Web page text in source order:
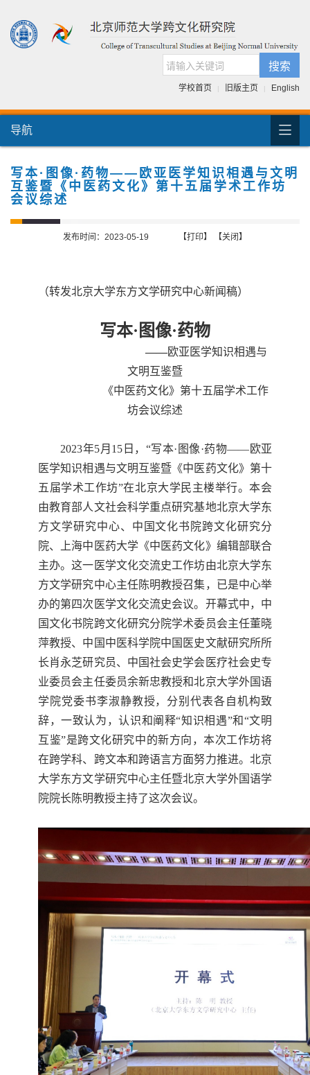
搜索
学校首页 | 旧版主页 | English
导航 
首页
国际交流
人才培养
跨文化书库
写本·图像·药物——欧亚医学知识相遇与文明
互鉴暨《中医药文化》第十五届学术工作坊
会议综述
发布时间：2023-05-19 【打印】 【关闭】
（转发北京大学东方文学研究中心新闻稿）
写本·图像·药物
——欧亚医学知识相遇与
文明互鉴暨
《中医药文化》第十五届学术工作
坊会议综述
2023年5月 15 日， “写本· 图像·药物——欧亚
医学知识相遇与文明互鉴暨《中医药文化》第十
五届学术工作坊”在北京大学民主楼举行。本会
由教育部人文社会科学重点研究基地北京大学东
方文学研究中心、中国文化书院跨文化研究分
院、
上海中医药大学《中医药文化》编辑部联合
主办。这一医学文化交流史工作坊由北京大学东
方文学研究中心主任陈明教授召集，已是中心举
办的第四次医学文化交流史会议。开幕式中，中
国文化书院跨文化研究分院学术委员会主任董晓
萍教授、中国中医科学院中国医史文献研究所所
长肖永芝研究员、中国社会史学会医疗社会史专
业委员会主任委员余新忠教授和北京大学外国语
学院党委书李淑静教授，分别代表各自机构致
辞，一致认为 ，认识和阐释“知识相遇”和“文明
互鉴”是跨文化研究中的新方向，本次工作坊将
在跨学科、跨文本和跨语言方面努力推进。北京
大学东方文学研究中心主任暨北京大学外国语学
院院长 陈明教授主持了这次会议。